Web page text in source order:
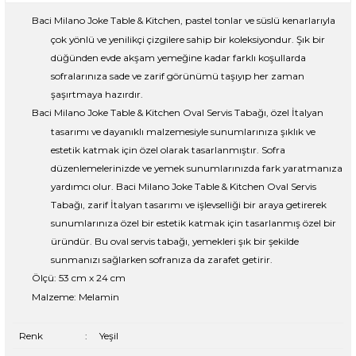
Baci Milano Joke Table & Kitchen, pastel tonlar ve süslü kenarlarıyla
çok yönlü ve yenilikçi çizgilere sahip bir koleksiyondur. Şık bir
düğünden evde akşam yemeğine kadar farklı koşullarda
sofralarınıza sade ve zarif görünümü taşıyıp her zaman
şaşırtmaya hazırdır.
Baci Milano Joke Table & Kitchen Oval Servis Tabağı, özel İtalyan
tasarımı ve dayanıklı malzemesiyle sunumlarınıza şıklık ve
estetik katmak için özel olarak tasarlanmıştır. Sofra
düzenlemelerinizde ve yemek sunumlarınızda fark yaratmanıza
yardımcı olur. Baci Milano Joke Table & Kitchen Oval Servis
Tabağı, zarif İtalyan tasarımı ve işlevselliği bir araya getirerek
sunumlarınıza özel bir estetik katmak için tasarlanmış özel bir
üründür. Bu oval servis tabağı, yemekleri şık bir şekilde
sunmanızı sağlarken sofranıza da zarafet getirir.
Ölçü: 53 cm x 24 cm
Malzeme: Melamin
Renk : Yeşil